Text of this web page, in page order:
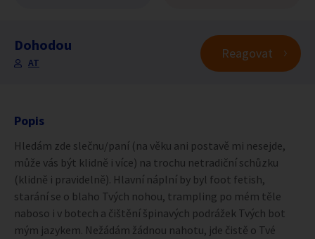
Dohodou
AT
Reagovat
Popis
Hledám zde slečnu/paní (na věku ani postavě mi nesejde,
může vás být klidně i více) na trochu netradiční schůzku
(klidně i pravidelně). Hlavní náplní by byl foot fetish,
starání se o blaho Tvých nohou, trampling po mém těle
naboso i v botech a čištění špinavých podrážek Tvých bot
mým jazykem. Nežádám žádnou nahotu, jde čistě o Tvé